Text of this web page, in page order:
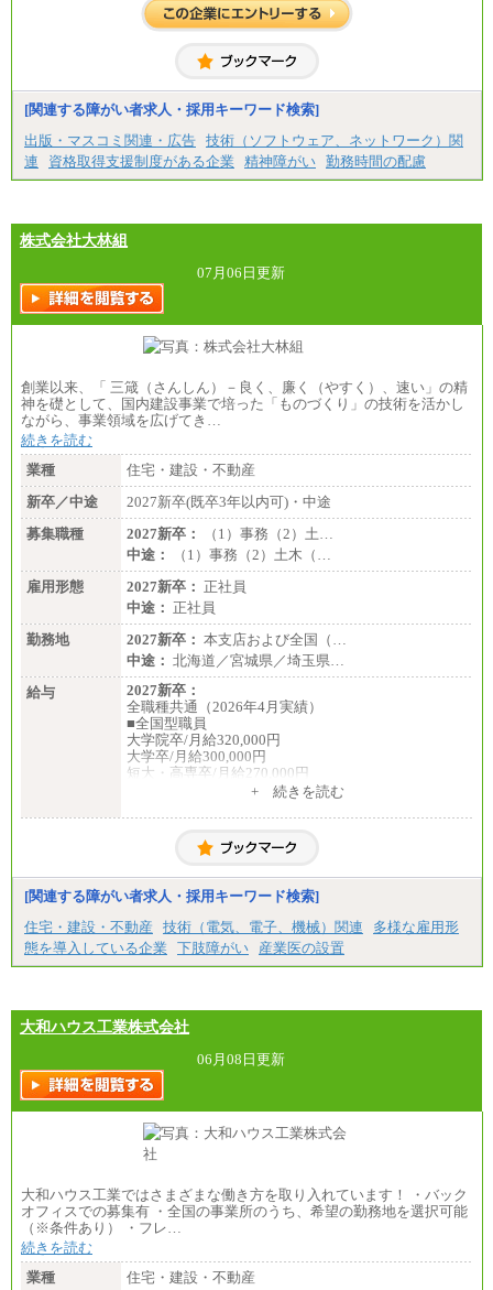
[関連する障がい者求人・採用キーワード検索]
出版・マスコミ関連・広告 技術（ソフトウェア、ネットワーク）関
連
資格取得支援制度がある企業 精神障がい 勤務時間の配慮
株式会社大林組
07月06日更新
創業以来、「 三箴（さんしん）－良く、廉く（やすく）、速い」の精
神を礎として、国内建設事業で培った「ものづくり」の技術を活かし
ながら、事業領域を広げてき…
続きを読む
業種
住宅・建設・不動産
新卒／中途
2027新卒(既卒3年以内可)・中途
募集職種
2027新卒：
（1）事務（2）土…
中途：
（1）事務（2）土木（…
雇用形態
2027新卒： 正社員
中途： 正社員
勤務地
2027新卒： 本支店および全国（…
中途： 北海道／宮城県／埼玉県…
給与
2027新卒：
全職種共通（2026年4月実績）
■全国型職員
大学院卒/月給320,000円
大学卒/月給300,000円
短大・高専卒/月給270,000円
大学院卒/月給256,000円～288,000円
大学卒/月給240,000円～270,000円
短大・高専卒/月給216,000円～243,000円
■特定職員※
大学院卒/月給234,000円～263,000円
大学卒/月給219,000円～246,000円
短大・高専卒/月給197,000円～222,000円
※拠点型職員、特定職員の給与は、生活の拠点が定
す。
中途：
全職種共通
月給制
226,600円～390,100円（勤務地域等により異なりま
す）
・ご経験やスキルを考慮し、選考の中で決定いたし
ます。
・試用期間中も同額支給します。
+ 続きを読む
[関連する障がい者求人・採用キーワード検索]
住宅・建設・不動産
技術（電気、電子、機械）関連
多様な雇用形
態を導入している企業
下肢障がい 産業医の設置
大和ハウス工業株式会社
06月08日更新
大和ハウス工業ではさまざまな働き方を取り入れています！ ・バック
オフィスでの募集有 ・全国の事業所のうち、希望の勤務地を選択可能
（※条件あり） ・フレ…
続きを読む
業種
住宅・建設・不動産